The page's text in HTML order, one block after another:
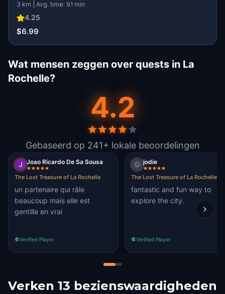
3 km | Avg. time: 91 min
4.25
$6.99
Wat mensen zeggen over quests in La
Rochelle?
4.2
Gebaseerd op 241+ lokale beoordelingen
Joao Ricardo De Sa Sousa
The Lost Treasure of La Rochelle
un partenaire qui râle
beaucoup mais elle est
gentille en vrai
Verified Player
jodie
The Lost Treasure of La Rochelle
fantastic and fun way to
explore the city.
Verified Player
Verken 13 bezienswaardigheden